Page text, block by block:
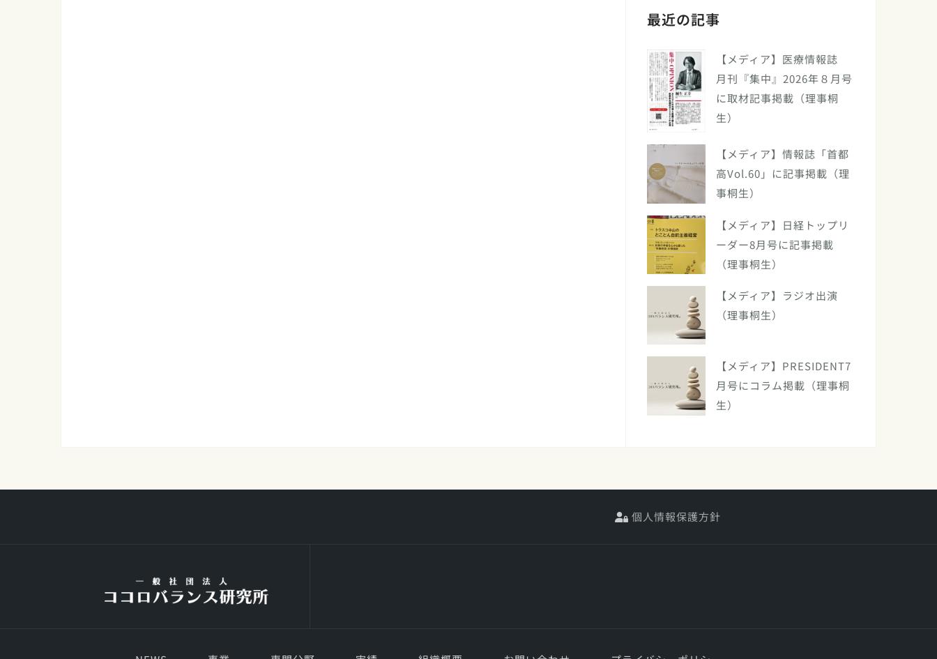
最近の記事
【メディア】医療情報誌
月刊『集中』2026年８月号
に取材記事掲載（理事桐
生）
【メディア】情報誌「首都
高Vol.60」に記事掲載（理
事桐生）
【メディア】日経トップリ
ーダー8月号に記事掲載
（理事桐生）
【メディア】ラジオ出演
（理事桐生）
【メディア】PRESIDENT7
月号にコラム掲載（理事桐
生）
個人情報保護方針